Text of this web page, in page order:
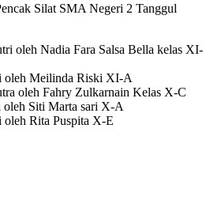
Silat SMA Negeri 2 Tanggul
oleh Nadia Fara Salsa Bella kelas XI-
oleh Meilinda Riski XI-A
oleh Fahry Zulkarnain Kelas X-C
oleh Siti Marta sari X-A
oleh Rita Puspita X-E